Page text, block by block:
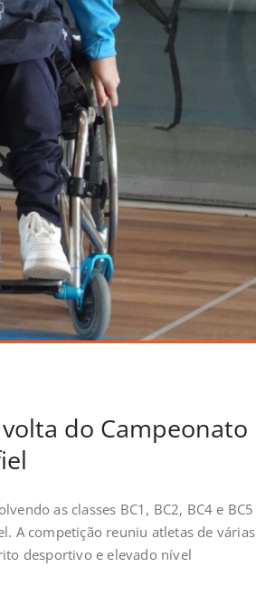
do Campeonato
as classes BC1, BC2, BC4 e BC5
A competição reuniu atletas de várias
desportivo e elevado nível